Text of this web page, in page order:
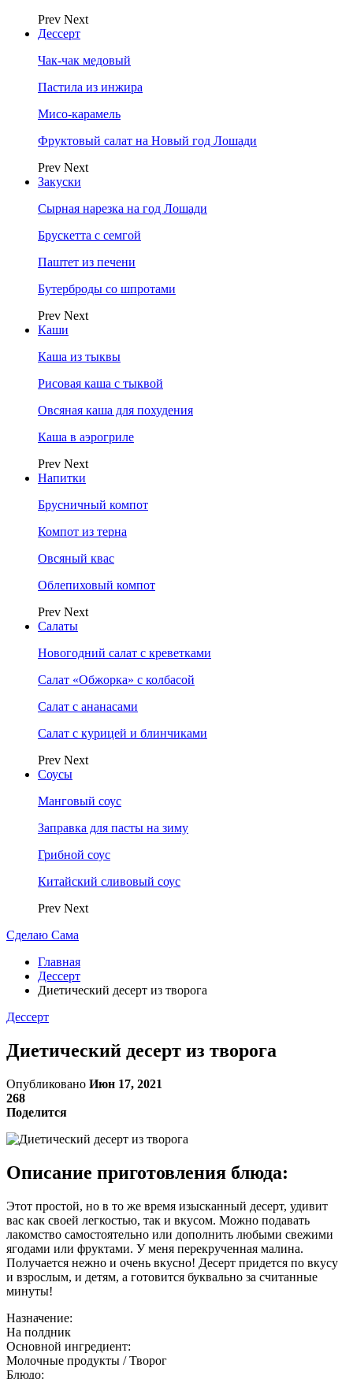
Prev Next
Дессерт
Чак-чак медовый
Пастила из инжира
Мисо-карамель
Фруктовый салат на Новый год Лошади
Prev Next
Закуски
Сырная нарезка на год Лошади
Брускетта с семгой
Паштет из печени
Бутерброды со шпротами
Prev Next
Каши
Каша из тыквы
Рисовая каша с тыквой
Овсяная каша для похудения
Каша в аэрогриле
Prev Next
Напитки
Брусничный компот
Компот из терна
Овсяный квас
Облепиховый компот
Prev Next
Салаты
Новогодний салат с креветками
Салат «Обжорка» с колбасой
Салат с ананасами
Салат с курицей и блинчиками
Prev Next
Соусы
Манговый соус
Заправка для пасты на зиму
Грибной соус
Китайский сливовый соус
Prev Next
Сделаю Сама
Главная
Дессерт
Диетический десерт из творога
Дессерт
Диетический десерт из творога
Опубликовано Июн 17, 2021
268
Поделится
Описание приготовления блюда:
Этот простой, но в то же время изысканный десерт, удивит
вас как своей легкостью, так и вкусом. Можно подавать
лакомство самостоятельно или дополнить любыми свежими
ягодами или фруктами. У меня перекрученная малина.
Получается нежно и очень вкусно! Десерт придется по вкусу
и взрослым, и детям, а готовится буквально за считанные
минуты!
Назначение:
На полдник
Основной ингредиент:
Молочные продукты / Творог
Блюдо: